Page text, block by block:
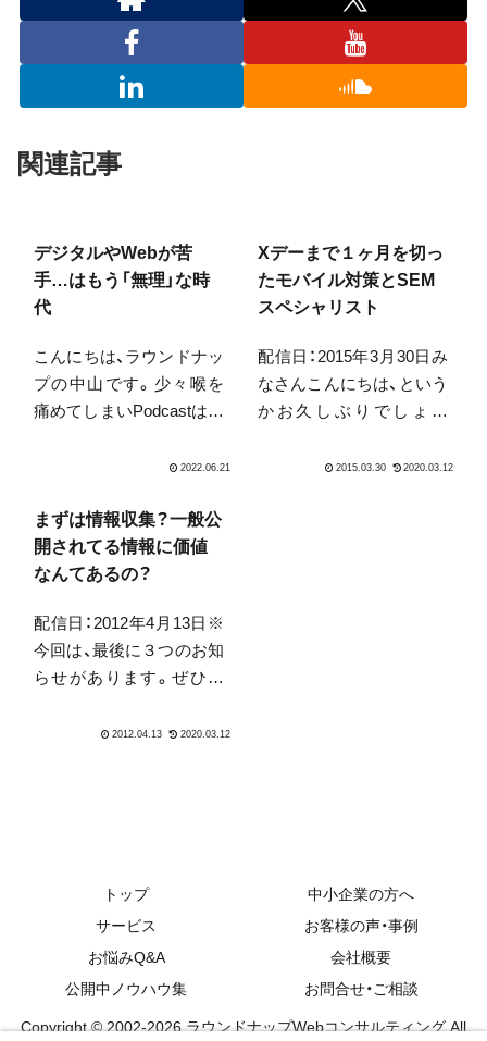
関連記事
デジタルやWebが苦
手…はもう「無理」な時
代
こんにちは、ラウンドナッ
プの中山です。少々喉を
痛めてしまいPodcastは週
ます。先に今週はメルマ
YouTubeで見て感動した
のは、やはりこの赤富士で
すね…。ライブカメラに
Xデーまで１ヶ月を切っ
たモバイル対策とSEM
スペシャリスト
配信日：2015年3月30日み
なさんこんにちは、という
かお久しぶりでしょう
然出していませんでし
まずは情報収集？一般公
開されてる情報に価値
なんてあるの？
配信日：2012年4月13日※
今回は、最後に３つのお知
らせがあります。ぜひ御
んにちは、ＷＥＢ戦略ラウ
トップ
中小企業の方へ
サービス
お客様の声・事例
お悩みQ&A
会社概要
公開中ノウハウ集
お問合せ・ご相談
Copyright © 2002-2026 ラウンドナップWebコンサルティング All